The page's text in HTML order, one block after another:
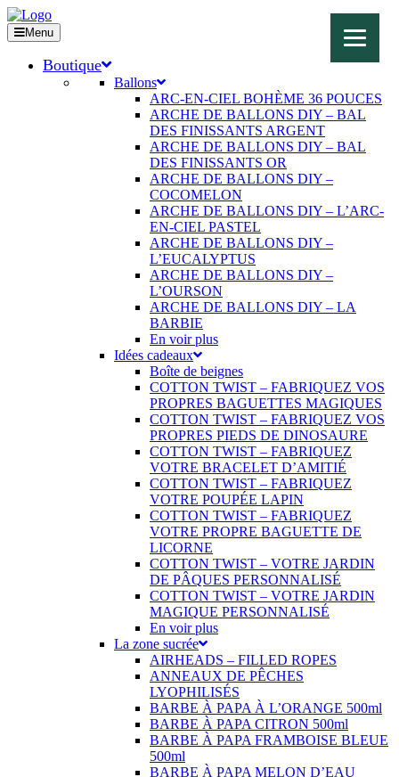
Menu
Boutique
Ballons
ARC-EN-CIEL BOHÈME 36 POUCES
ARCHE DE BALLONS DIY – BAL
DES FINISSANTS ARGENT
ARCHE DE BALLONS DIY – BAL
DES FINISSANTS OR
ARCHE DE BALLONS DIY –
COCOMELON
ARCHE DE BALLONS DIY – L’ARC-
EN-CIEL PASTEL
ARCHE DE BALLONS DIY –
L’EUCALYPTUS
ARCHE DE BALLONS DIY –
L’OURSON
ARCHE DE BALLONS DIY – LA
BARBIE
En voir plus
Idées cadeaux
Boîte de beignes
COTTON TWIST – FABRIQUEZ VOS
PROPRES BAGUETTES MAGIQUES
COTTON TWIST – FABRIQUEZ VOS
PROPRES PIEDS DE DINOSAURE
COTTON TWIST – FABRIQUEZ
VOTRE BRACELET D’AMITIÉ
COTTON TWIST – FABRIQUEZ
VOTRE POUPÉE LAPIN
COTTON TWIST – FABRIQUEZ
VOTRE PROPRE BAGUETTE DE
LICORNE
COTTON TWIST – VOTRE JARDIN
DE PÂQUES PERSONNALISÉ
COTTON TWIST – VOTRE JARDIN
MAGIQUE PERSONNALISÉ
En voir plus
La zone sucrée
AIRHEADS – FILLED ROPES
ANNEAUX DE PÊCHES
LYOPHILISÉS
BARBE À PAPA À L’ORANGE 500ml
BARBE À PAPA CITRON 500ml
BARBE À PAPA FRAMBOISE BLEUE
500ml
BARBE À PAPA MELON D’EAU